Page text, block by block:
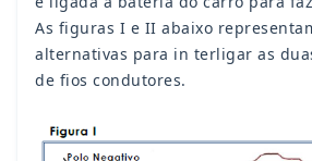
As figuras I e II abaixo
alternativas para in terligar as
de fios condutores.